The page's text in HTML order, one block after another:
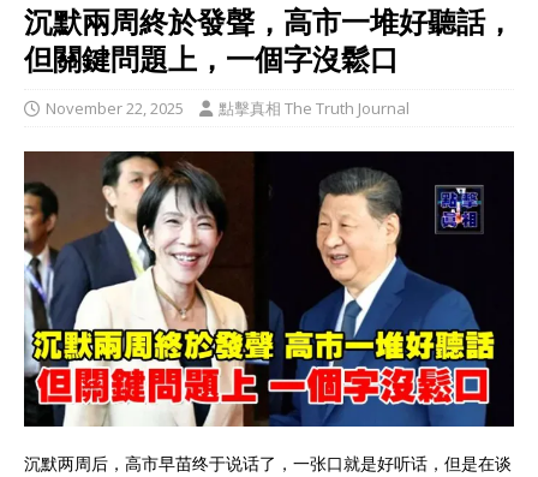
沉默兩周終於發聲，高市一堆好聽話，
但關鍵問題上，一個字沒鬆口
November 22, 2025 點擊真相 The Truth Journal
沉默两周后，高市早苗终于说话了，一张口就是好听话，但是在谈